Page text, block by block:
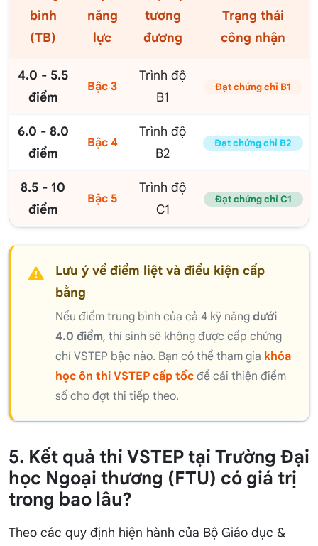
bình
(TB)
năng
lực
tương
đương
Trạng thái
công nhận
4.0 - 5.5
điểm
Bậc 3
Trình độ
B1
Đạt chứng chỉ B1
6.0 - 8.0
điểm
Bậc 4
Trình độ
B2
Đạt chứng chỉ B2
8.5 - 10
điểm
Bậc 5
Trình độ
C1
Đạt chứng chỉ C1
Lưu ý về điểm liệt và điều kiện cấp
bằng
Nếu điểm trung bình của cả 4 kỹ năng dưới
4.0 điểm, thí sinh sẽ không được cấp chứng
chỉ VSTEP bậc nào. Bạn có thể tham gia khóa
học ôn thi VSTEP cấp tốc để cải thiện điểm
số cho đợt thi tiếp theo.
5. Kết quả thi VSTEP tại Trường Đại
học Ngoại thương (FTU) có giá trị
trong bao lâu?
Theo các quy định hiện hành của Bộ Giáo dục &